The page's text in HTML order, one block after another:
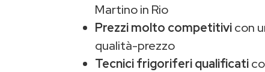
Martino in Rio
Prezzi molto competitivicon
qualità-prezzo
Tecnici frigoriferi qualificati